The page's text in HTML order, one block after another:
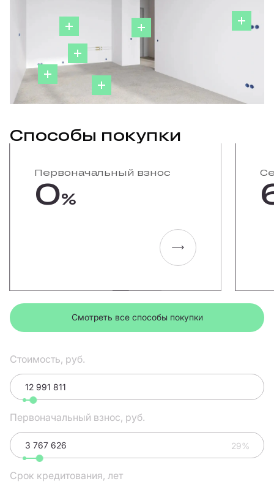
Способы покупки
Первоначальный взнос
0%
Смотреть все способы покупки
Стоимость, руб.
Первоначальный взнос, руб.
29%
Срок кредитования, лет